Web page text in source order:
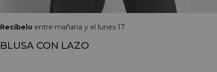
Recíbelo entre mañana y el lunes 17
BLUSA CON LAZO